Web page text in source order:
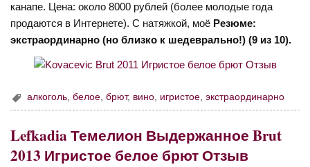
канапе. Цена: около 8000 рублей (более молодые года
продаются в Интернете). С натяжкой, моё Резюме:
экстраординарно (но близко к шедеврально!) (9 из 10).
алкоголь ,белое ,брют, вино игристое ,экстраординарно
Lefkadia Темелион Выдержанное Brut
2013 Игристое белое брют Отзыв